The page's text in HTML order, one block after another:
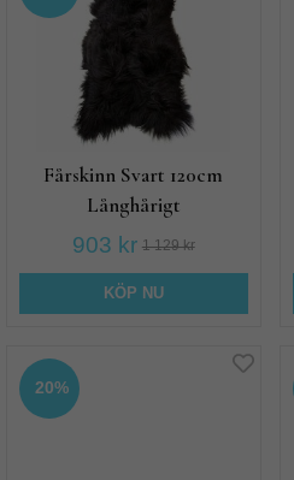
Fårskinn Svart 120cm
Långhårigt
903 kr 1 129 kr
KÖP NU
20%